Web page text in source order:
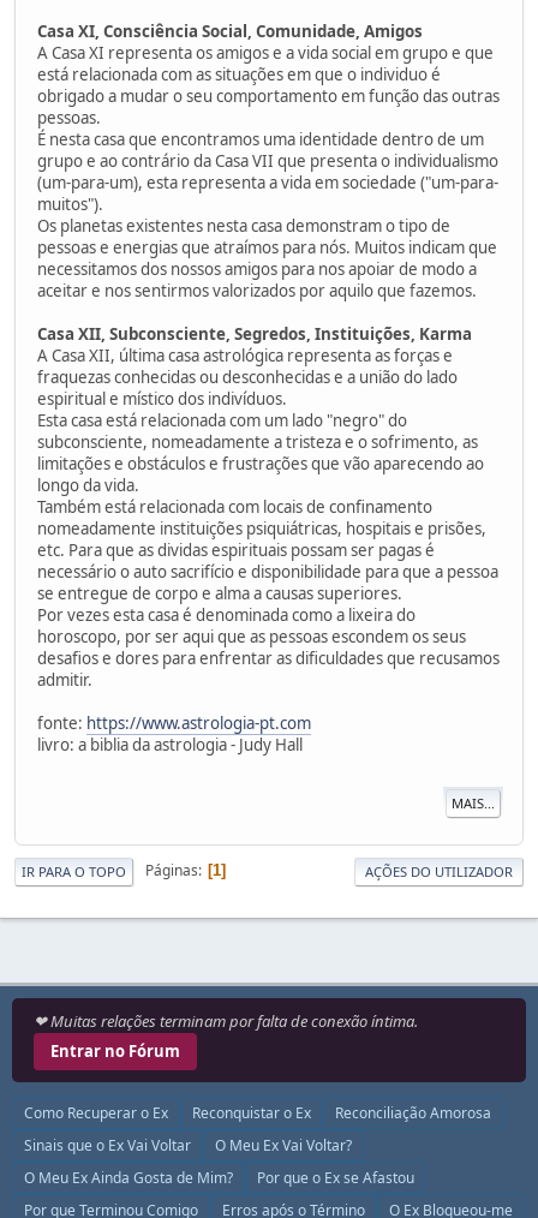
Casa XI, Consciência Social, Comunidade, Amigos
A Casa XI representa os amigos e a vida social em grupo e que
está relacionada com as situações em que o individuo é
obrigado a mudar o seu comportamento em função das outras
pessoas.
É nesta casa que encontramos uma identidade dentro de um
grupo e ao contrário da Casa VII que presenta o individualismo
(um-para-um), esta representa a vida em sociedade ("um-para-
muitos").
Os planetas existentes nesta casa demonstram o tipo de
pessoas e energias que atraímos para nós. Muitos indicam que
necessitamos dos nossos amigos para nos apoiar de modo a
aceitar e nos sentirmos valorizados por aquilo que fazemos.
Casa XII, Subconsciente, Segredos, Instituições, Karma
A Casa XII, última casa astrológica representa as forças e
fraquezas conhecidas ou desconhecidas e a união do lado
espiritual e místico dos indivíduos.
Esta casa está relacionada com um lado "negro" do
subconsciente, nomeadamente a tristeza e o sofrimento, as
limitações e obstáculos e frustrações que vão aparecendo ao
longo da vida.
Também está relacionada com locais de confinamento
nomeadamente instituições psiquiátricas, hospitais e prisões,
etc. Para que as dividas espirituais possam ser pagas é
necessário o auto sacrifício e disponibilidade para que a pessoa
se entregue de corpo e alma a causas superiores.
Por vezes esta casa é denominada como a lixeira do
horoscopo, por ser aqui que as pessoas escondem os seus
desafios e dores para enfrentar as dificuldades que recusamos
admitir.
fonte: https://www.astrologia-pt.com
livro: a biblia da astrologia - Judy Hall
MAIS...
IR PARA O TOPO Páginas 1 AÇÕES DO UTILIZADOR
❤ Muitas relações terminam por falta de conexão íntima.
Entrar no Fórum
Como Recuperar o Ex Reconquistar o Ex
Reconciliação Amorosa
Sinais que o Ex Vai Voltar
O Meu Ex Vai Voltar?
O Meu Ex Ainda Gosta de Mim?
Por que o Ex se Afastou
Por que Terminou Comigo
Erros após o Término O Ex Bloqueou-me